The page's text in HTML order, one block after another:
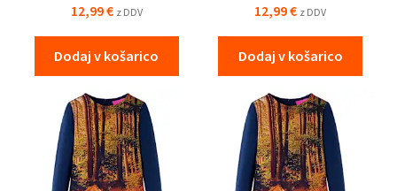
12,99€ z DDV
Dodaj v košarico
12,99€ z DDV
Dodaj v košarico